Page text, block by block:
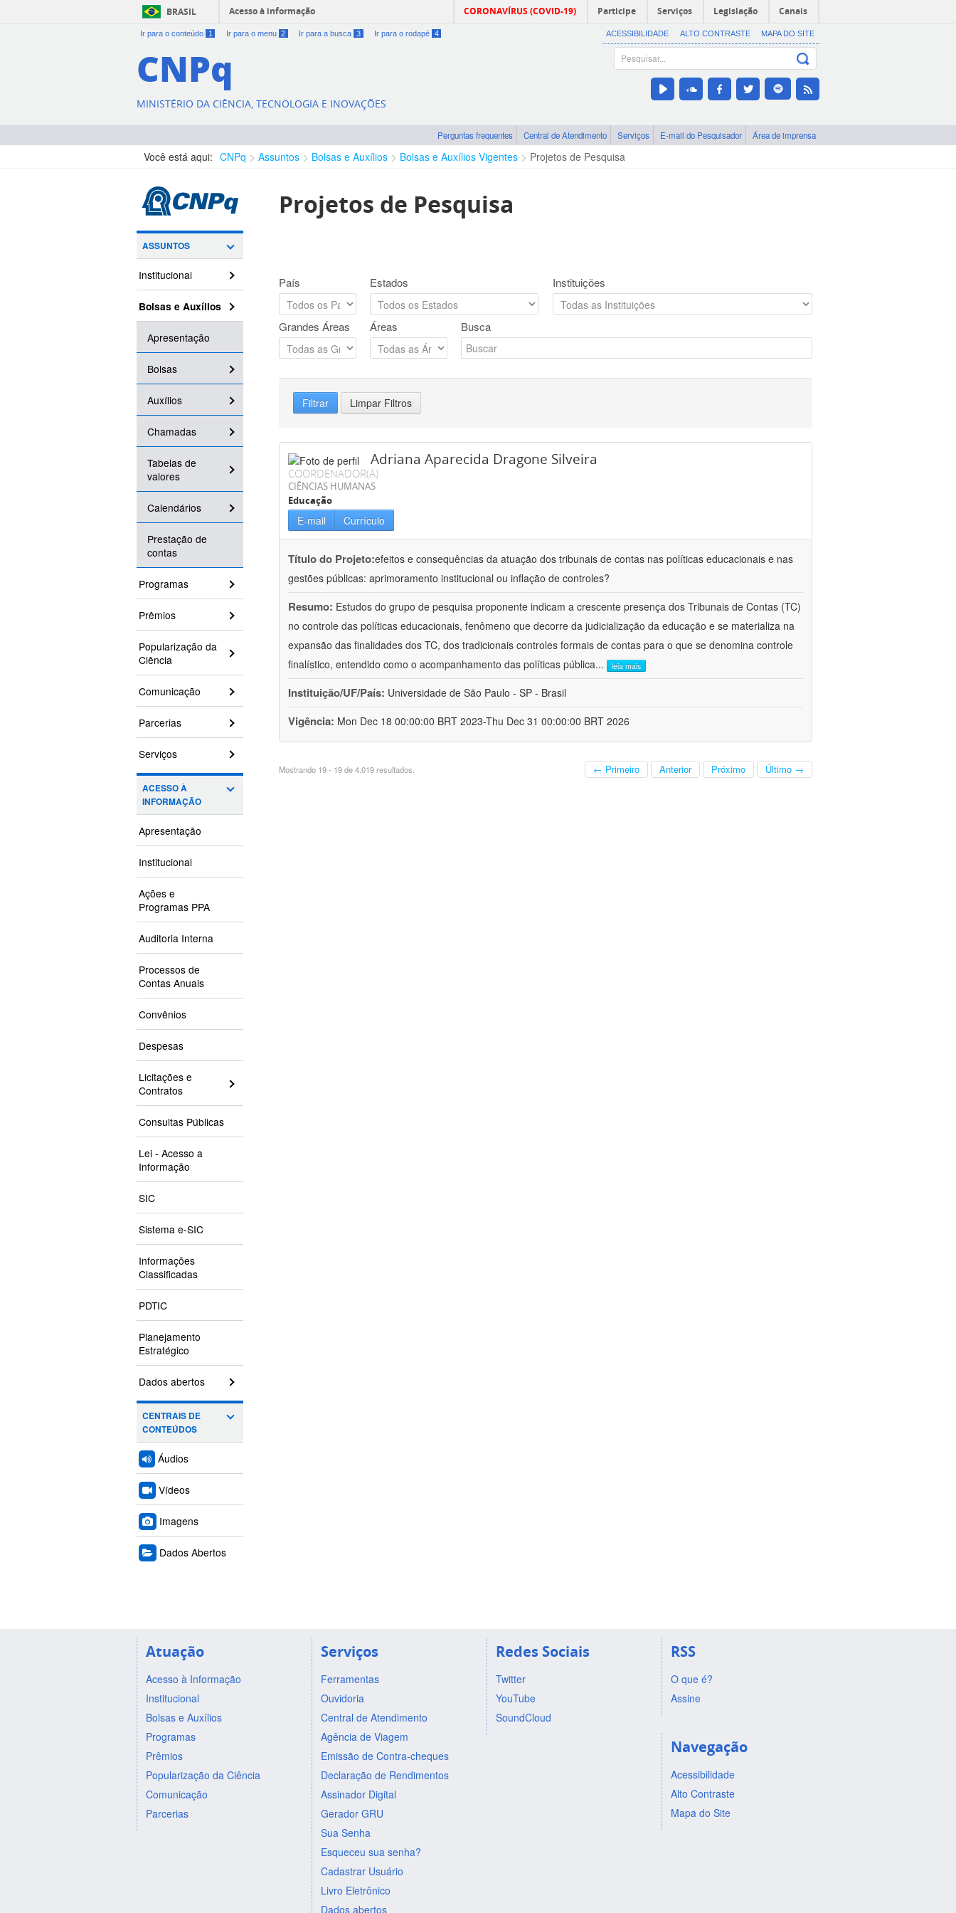
BRASIL Acesso à informação CORONAVÍRUS (COVID-19) Participe Serviços Legislação Canais
Ir para o conteúdo 1 Ir para o menu 2 Ir para a busca 3 Ir para o rodapé 4 ACESSIBILIDADE ALTO CONTRASTE MAPA DO SITE
CNPq
MINISTÉRIO DA CIÊNCIA, TECNOLOGIA E INOVAÇÕES
Perguntas frequentes Central de Atendimento Serviços E-mail do Pesquisador Área de imprensa
Você está aqui: CNPq Assuntos Bolsas e Auxílios Bolsas e Auxílios Vigentes Projetos de Pesquisa
ASSUNTOS
Institucional
Bolsas e Auxílios
Apresentação
Bolsas
Auxílios
Chamadas
Tabelas de
valores
Calendários
Prestação de
contas
Programas
Prêmios
Popularização da
Ciência
Comunicação
Parcerias
Serviços
ACESSO À
INFORMAÇÃO
Apresentação
Institucional
Ações e
Programas PPA
Auditoria Interna
Processos de
Contas Anuais
Convênios
Despesas
Licitações e
Contratos
Consultas Públicas
Lei - Acesso a
Informação
SIC
Sistema e-SIC
Informações
Classificadas
PDTIC
Planejamento
Estratégico
Dados abertos
CENTRAIS DE
CONTEÚDOS
Áudios
Vídeos
Imagens
Dados Abertos
Projetos de Pesquisa
País Estados Instituições
Grandes Áreas Áreas Busca
Filtrar Limpar Filtros
Adriana Aparecida Dragone Silveira
COORDENADOR(A)
CIÊNCIAS HUMANAS
Educação
E-mail Currículo
Título do Projeto:efeitos e consequências da atuação dos tribunais de contas nas políticas educacionais e nas
gestões públicas: aprimoramento institucional ou inflação de controles?
Resumo: Estudos do grupo de pesquisa proponente indicam a crescente presença dos Tribunais de Contas (TC)
no controle das políticas educacionais, fenômeno que decorre da judicialização da educação e se materializa na
expansão das finalidades dos TC, dos tradicionais controles formais de contas para o que se denomina controle
finalístico, entendido como o acompanhamento das políticas pública... leia mais
Instituição/UF/País: Universidade de São Paulo - SP - Brasil
Vigência: Mon Dec 18 00:00:00 BRT 2023-Thu Dec 31 00:00:00 BRT 2026
Mostrando 19 - 19 de 4.019 resultados. ← Primeiro Anterior Próximo Último →
Atuação
Acesso à Informação
Institucional
Bolsas e Auxílios
Programas
Prêmios
Popularização da Ciência
Comunicação
Parcerias
Serviços
Ferramentas
Ouvidoria
Central de Atendimento
Agência de Viagem
Emissão de Contra-cheques
Declaração de Rendimentos
Assinador Digital
Gerador GRU
Sua Senha
Esqueceu sua senha?
Cadastrar Usuário
Livro Eletrônico
Dados abertos
Redes Sociais
Twitter
YouTube
SoundCloud
RSS
O que é?
Assine
Navegação
Acessibilidade
Alto Contraste
Mapa do Site